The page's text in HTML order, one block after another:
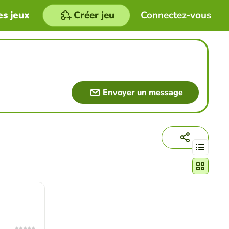
Connectez-vous
jeux Créer jeu
Envoyer un message
Changer